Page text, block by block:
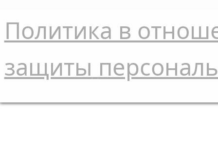
Политика в
защиты